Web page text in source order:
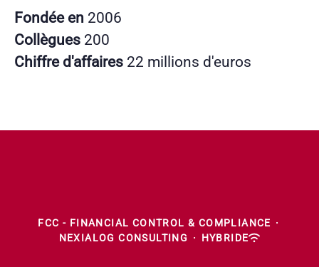
Fondée en 2006
Collègues 200
Chiffre d'affaires 22 millions d'euros
FCC - FINANCIAL CONTROL & COMPLIANCE ·
NEXIALOG CONSULTING
· HYBRIDE